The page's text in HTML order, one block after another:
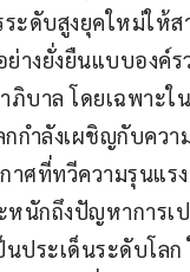
ะดับสูงยุคใหม่ให้ส
ย่างยั่งยืนแบบองค์
ภิบาล โดยเฉพาะใ
กำลังเผชิญกับควา
ศที่ทวีความรุนแร
หนักถึงปัญหาการเ
ประเด็นระดับโลก